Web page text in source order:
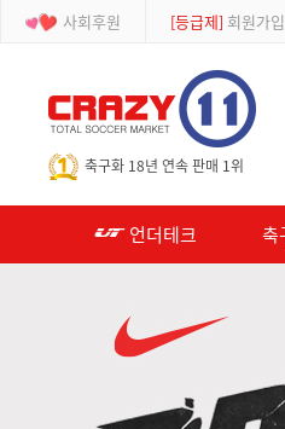
사회후원 [등급제] 회원가
축구화 18년 연속 판매 1위
언더테크 축